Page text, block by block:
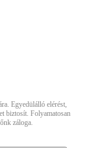
Egyedülálló elérést,
biztosít. Folyamatosan
záloga.